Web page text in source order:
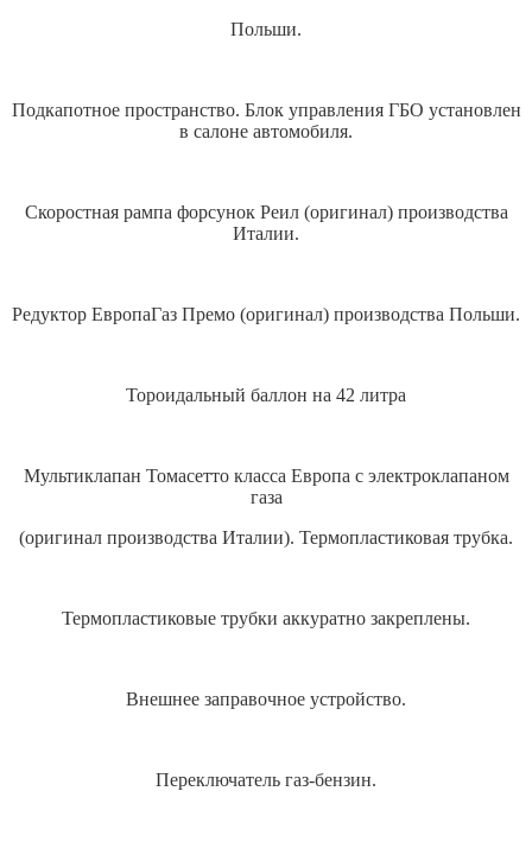
Польши.
Подкапотное пространство. Блок управления ГБО установлен
в салоне автомобиля.
Скоростная рампа форсунок Реил (оригинал) производства
Италии.
Редуктор ЕвропаГаз Премо (оригинал) производства Польши.
Тороидальный баллон на 42 литра
Мультиклапан Томасетто класса Европа с электроклапаном
газа
(оригинал производства Италии). Термопластиковая трубка.
Термопластиковые трубки аккуратно закреплены.
Внешнее заправочное устройство.
Переключатель газ-бензин.